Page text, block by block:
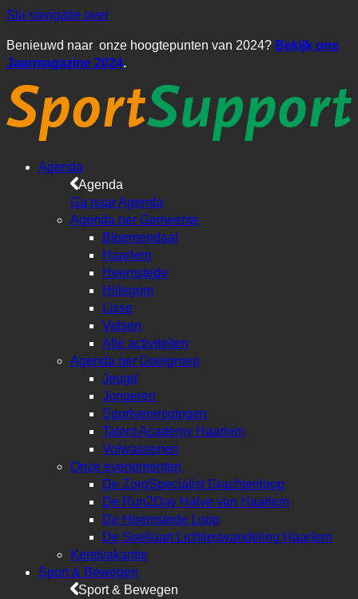
Sla navigatie over
Benieuwd naar onze hoogtepunten van 2024? Bekijk ons
Jaarmagazine 2024.
Agenda
Agenda
Ga naar Agenda
Agenda per Gemeente
Bloemendaal
Haarlem
Heemstede
Hillegom
Lisse
Velsen
Alle activiteiten
Agenda per Doelgroep
Jeugd
Jongeren
Sportverenigingen
Talent Academy Haarlem
Volwassenen
Onze evenementen
De ZorgSpecialist Grachtenloop
De Run2Day Halve van Haarlem
De Heemstede Loop
De Soellaart Lichtjeswandeling Haarlem
Kerstvakantie
Sport & Bewegen
Sport & Bewegen